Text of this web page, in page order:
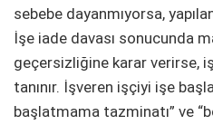
sebebe dayanmıyorsa,
İşe iade davası sonucunda
geçersizliğine karar verirse,
tanınır. İşveren işçiyi işe
başlatmama tazminatı” ve